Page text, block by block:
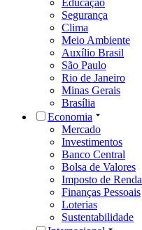
Educação
Segurança
Clima
Meio Ambiente
Auxílio Brasil
São Paulo
Rio de Janeiro
Minas Gerais
Brasília
Economia
Mercado
Investimentos
Banco Central
Bolsa de Valores
Imposto de Renda
Finanças Pessoais
Loterias
Sustentabilidade